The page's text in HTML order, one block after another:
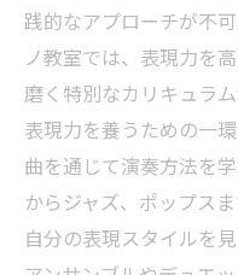
践的なアプローチが不
ノ教室では、表現力を
磨く特別なカリキュラ
表現力を養うための一
曲を通じて演奏方法を
からジャズ、ポップス
自分の表現スタイルを